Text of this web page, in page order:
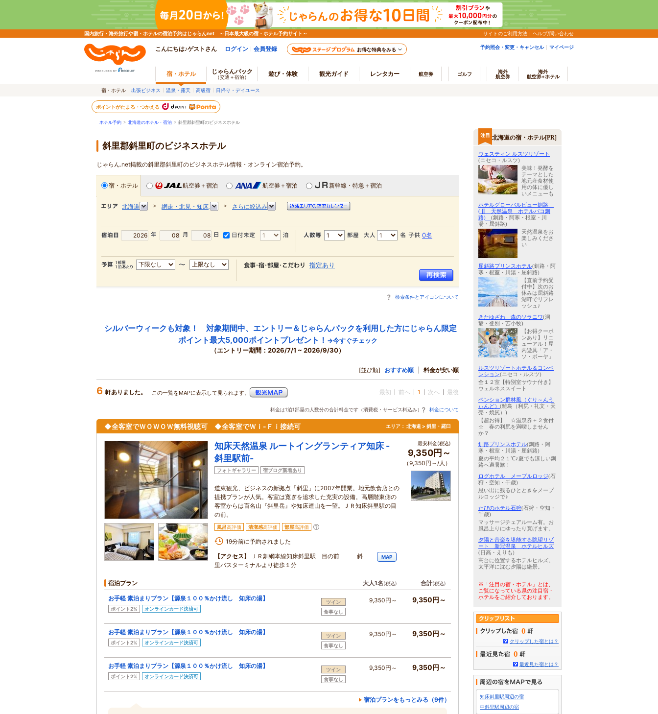
国内旅行・海外旅行や宿・ホテルの宿泊予約はじゃらんnet ～日本最大級の宿・ホテル予約サイト～ サイトのご利用方法 ヘルプ/問い合わせ
こんにちは♪ゲストさん ログイン 会員登録 お得な特典をみる 予約照会・変更・キャンセル マイページ
宿・ホテル じゃらんパック
（交通＋宿泊） 遊び・体験 観光ガイド レンタカー 航空券 ゴルフ
海外
航空券
海外
航空券+ホテル
宿・ホテル 出張ビジネス 温泉・露天 高級宿 日帰り・デイユース
ポイントがたまる・つかえる
ホテル予約 > 北海道のホテル・宿泊 > 斜里郡斜里町のビジネスホテル
斜里郡斜里町のビジネスホテル
じゃらん.net掲載の斜里郡斜里町のビジネスホテル情報・オンライン宿泊予約。
宿・ホテル 航空券＋宿泊 航空券＋宿泊 新幹線・特急＋宿泊
北海道 ＞ 網走・北見・知床 ＞ さらに絞込み
0名
指定あり
検索条件とアイコンについて
シルバーウィークも対象！ 対象期間中、エントリー＆じゃらんパックを利用した方にじゃらん限定
ポイント最大5,000ポイントプレゼント！ →今すぐチェック
（エントリー期間：2026/7/1 ~ 2026/9/30）
[並び順] おすすめ順 料金が安い順
6 軒ありました。 この一覧をMAPに表示して見られます。 最初 前へ 1 次へ 最後
料金は1泊1部屋の人数分の合計料金です（消費税・サービス料込み） 料金について
◆全客室でＷＯＷＯＷ無料視聴可 ◆全客室でＷｉ-Ｆｉ接続可 エリア： 北海道 > 斜里・羅臼
知床天然温泉 ルートイングランティア知床 -
斜里駅前-
フォトギャラリー 宿ブログ新着あり
道東観光、ビジネスの新拠点「斜里」に2007年開業。地元飲食店との
提携プランが人気。客室は寛ぎを追求した充実の設備。高層階東側の
客室からは百名山『斜里岳』や知床連山を一望。ＪＲ知床斜里駅の目
の前。
風呂高評価 清潔感高評価 部屋高評価
19分前に予約されました
【アクセス】
ＪＲ釧網本線知床斜里駅 目の前 斜
里バスターミナルより徒歩１分
MAP
最安料金(税込)
9,350円～
（9,350円～/人）
宿泊プラン 大人1名(税込) 合計(税込)
お手軽 素泊まりプラン【源泉１００％かけ流し 知床の湯】
ポイント2% オンラインカード決済可
ツイン
食事なし
9,350円～ 9,350円～
お手軽 素泊まりプラン【源泉１００％かけ流し 知床の湯】
ポイント2% オンラインカード決済可
ツイン
食事なし
9,350円～ 9,350円～
お手軽 素泊まりプラン【源泉１００％かけ流し 知床の湯】
ポイント2% オンラインカード決済可
ツイン
食事なし
9,350円～ 9,350円～
宿泊プランをもっとみる（9件）
北海道の宿・ホテル[PR]
ウェスティン ルスツリゾート
(ニセコ・ルスツ)
美味！発酵を
テーマとした
地元産食材使
用の体に優し
いメニューも
ホテルグローバルビュー釧路
(旧 天然温泉 ホテルパコ釧
路) (釧路・阿寒・根室・川
湯・屈斜路)
天然温泉をお
楽しみくださ
い
屈斜路プリンスホテル(釧路・阿
寒・根室・川湯・屈斜路)
【直前予約受
付中】次のお
休みは屈斜路
湖畔でリフレ
ッシュ♪
きたゆざわ 森のソラニワ(洞
爺・登別・苫小牧)
【お得クーポ
ンあり】リニ
ューアル！屋
内遊具「ア・
ソ・ボーヤ」
ルスツリゾートホテル＆コンベ
ンション(ニセコ・ルスツ)
全１２室【特別室サウナ付き】
ウェルネススイート
ペンション群林風（ぐり～んう
ぃんど） (離島（利尻・礼文・天
売・焼尻）)
【超お得】 ☆温泉券＋２食付
☆ 春の利尻を満喫しません
か？
釧路プリンスホテル(釧路・阿
寒・根室・川湯・屈斜路)
夏の平均２１℃♪夏でも涼しい釧
路へ避暑旅！
ログホテル メープルロッジ(石
狩・空知・千歳)
思い出に残るひとときをメープ
ルロッジで♪
たびのホテル石狩(石狩・空知・
千歳)
マッサージチェアルーム有。お
風呂上りにゆったり寛げます。
夕陽と音楽を堪能する眺望リゾ
ート 新冠温泉 ホテルヒルズ
(日高・えりも)
高台に位置するホテルヒルズ。
太平洋に沈む夕陽は絶景。
※「注目の宿・ホテル」とは、
ご覧になっている県の注目宿・
ホテルをご紹介しております。
0
クリップした宿とは？
0
最近見た宿とは？
知床斜里駅周辺の宿
中斜里駅周辺の宿